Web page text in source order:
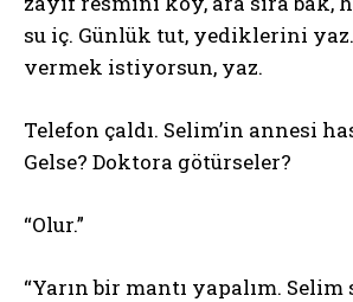
su iç. Günlük tut, yediklerini
vermek istiyorsun, yaz.
Telefon çaldı. Selim’in annesi
Gelse? Doktora götürseler?
“Olur.”
“Yarın bir mantı yapalım. Selim